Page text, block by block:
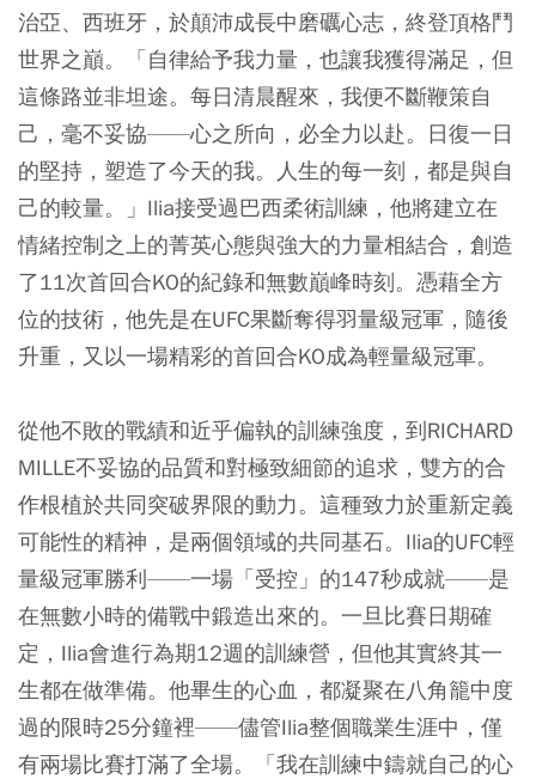
治亞、西班牙，於顛沛成長中磨礪心志，終登頂格鬥
世界之巔。「自律給予我力量，也讓我獲得滿足，但
這條路並非坦途。每日清晨醒來，我便不斷鞭策自
己，毫不妥協——心之所向，必全力以赴。日復一日
的堅持，塑造了今天的我。人生的每一刻，都是與自
己的較量。」Ilia接受過巴西柔術訓練，他將建立在
情緒控制之上的菁英心態與強大的力量相結合，創造
了11次首回合KO的紀錄和無數巔峰時刻。憑藉全方
位的技術，他先是在UFC果斷奪得羽量級冠軍，隨後
升重，又以一場精彩的首回合KO成為輕量級冠軍。
從他不敗的戰績和近乎偏執的訓練強度，到RICHARD
MILLE不妥協的品質和對極致細節的追求，雙方的合
作根植於共同突破界限的動力。這種致力於重新定義
可能性的精神，是兩個領域的共同基石。Ilia的UFC輕
量級冠軍勝利——一場「受控」的147秒成就——是
在無數小時的備戰中鍛造出來的。一旦比賽日期確
定，Ilia會進行為期12週的訓練營，但他其實終其一
生都在做準備。他畢生的心血，都凝聚在八角籠中度
過的限時25分鐘裡——儘管Ilia整個職業生涯中，僅
有兩場比賽打滿了全場。「我在訓練中鑄就自己的心